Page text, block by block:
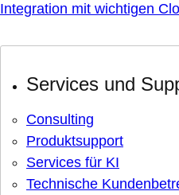
Integration mit wichtigen
Services und
Consulting
Produktsupport
Services für KI
Technische